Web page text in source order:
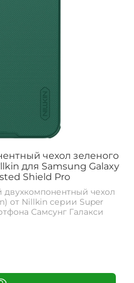
чехол зеленого
для Samsung Galaxy
Shield Pro
чехол
от Nillkin серии Super
Самсунг Галакси